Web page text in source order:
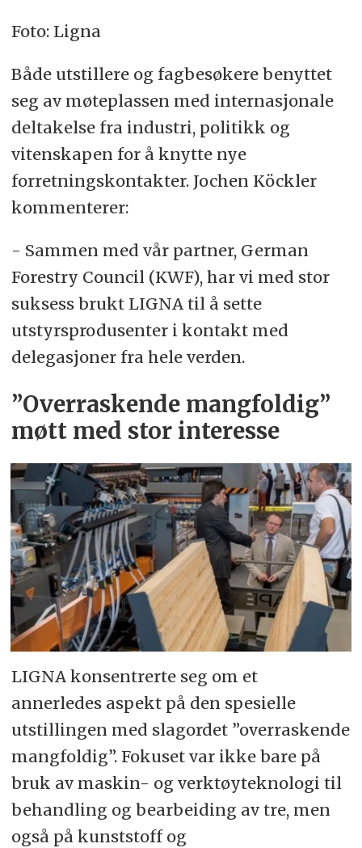
Foto: Ligna
Både utstillere og fagbesøkere benyttet
seg av møteplassen med internasjonale
deltakelse fra industri, politikk og
vitenskapen for å knytte nye
forretningskontakter. Jochen Köckler
kommenterer:
- Sammen med vår partner, German
Forestry Council (KWF), har vi med stor
suksess brukt LIGNA til å sette
utstyrsprodusenter i kontakt med
delegasjoner fra hele verden.
”Overraskende mangfoldig”
møtt med stor interesse
LIGNA konsentrerte seg om et
annerledes aspekt på den spesielle
utstillingen med slagordet ”overraskende
mangfoldig”. Fokuset var ikke bare på
bruk av maskin- og verktøyteknologi til
behandling og bearbeiding av tre, men
også på kunststoff og